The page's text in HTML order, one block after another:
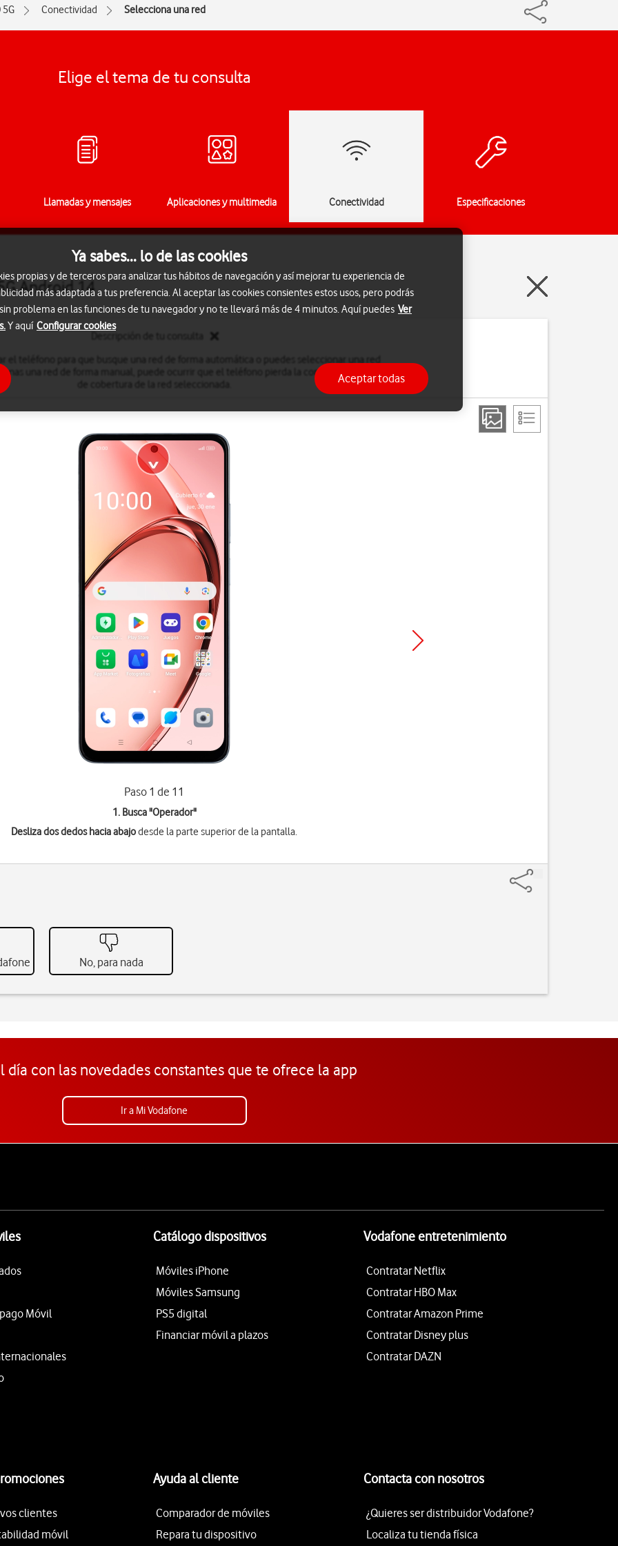
5G Conectividad Selecciona una red
Elige el tema de tu consulta
Llamadas y mensajes Aplicaciones y multimedia Conectividad Especificaciones
Android 14
una red de forma manual, puede ocurrir que el teléfono pierda la conexión si sales del área
Paso 1 de 11
1. Busca "Operador"
Desliza dos dedos hacia abajodesde la parte superior de la pantalla.
No, para nada
día con las novedades constantes que te ofrece la app
Ir a Mi Vodafone
Móvil
Catálogo dispositivos
Móviles iPhone
Móviles Samsung
PS5 digital
Financiar móvil a plazos
Vodafone entretenimiento
Contratar Netflix
Contratar HBO Max
Contratar Amazon Prime
Contratar Disney plus
Contratar DAZN
clientes
móvil
Ayuda al cliente
Comparador de móviles
Repara tu dispositivo
Contacta con nosotros
¿Quieres ser distribuidor Vodafone?
Localiza tu tienda física
Ya sabes... lo de las cookies
propias y de terceros para analizar tus hábitos de navegación y así mejorar tu experiencia de
más adaptada a tus preferencia. Al aceptar las cookies consientes estos usos, pero podrás
problema en las funciones de tu navegador y no te llevará más de 4 minutos. Aquí puedes Ver
Y aquí Configurar cookies
Aceptar todas